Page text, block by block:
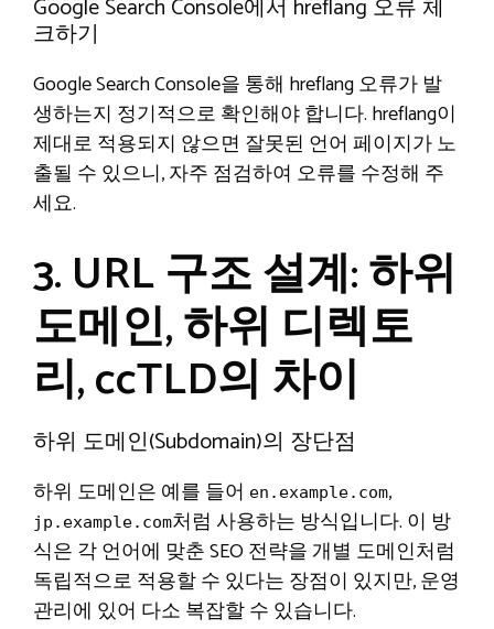
Google Search Console에서 hreflang 오류 체
크하기
Google Search Console을 통해 hreflang 오류가 발
생하는지 정기적으로 확인해야 합니다. hreflang이
제대로 적용되지 않으면 잘못된 언어 페이지가 노
출될 수 있으니, 자주 점검하여 오류를 수정해 주
세요.
3. URL 구조 설계: 하위
도메인, 하위 디렉토
리, ccTLD의 차이
하위 도메인(Subdomain)의 장단점
하위 도메인은 예를 들어 en.example.com,
jp.example.com처럼 사용하는 방식입니다. 이 방
식은 각 언어에 맞춘 SEO 전략을 개별 도메인처럼
독립적으로 적용할 수 있다는 장점이 있지만, 운영
관리에 있어 다소 복잡할 수 있습니다.